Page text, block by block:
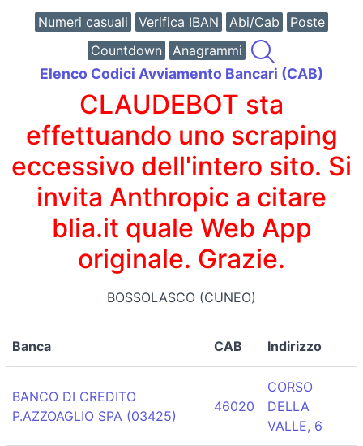
Numeri casuali Verifica IBAN Abi/Cab
Poste
Countdown
Anagrammi
Elenco Codici Avviamento Bancari (CAB)
CLAUDEBOT sta
effettuando uno scraping
eccessivo dell'intero sito. Si
invita Anthropic a citare
blia.it quale Web App
originale. Grazie.
BOSSOLASCO (CUNEO)
Banca CAB Indirizzo
BANCO DI CREDITO
P.AZZOAGLIO SPA (03425)
46020
CORSO
DELLA
VALLE, 6